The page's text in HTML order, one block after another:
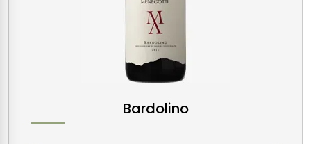
Bardolino